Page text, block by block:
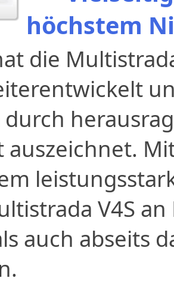
höchstem
die
durch
auszeichnet.
V4S
auch abseits